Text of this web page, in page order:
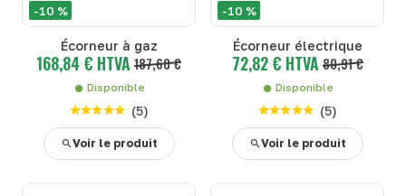
-10 %
Écorneur à gaz
168,84 € HTVA 187,60 €
Disponible
(5)
Voir le produit
-10 %
Écorneur électrique
72,82 € HTVA 80,91 €
Disponible
(5)
Voir le produit